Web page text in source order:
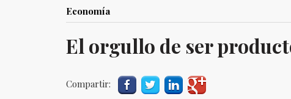
Economía
El orgullo de ser
Compartir: